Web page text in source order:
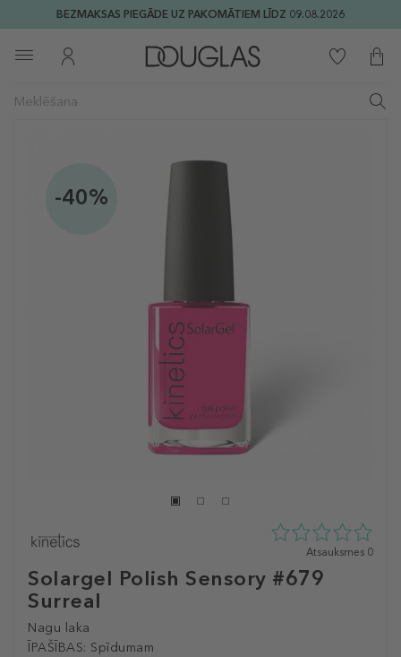
BEZMAKSAS PIEGĀDE UZ PAKOMĀTIEM LĪDZ 09.08.2026
-40%
Solargel Polish Sensory #679
Surreal
Nagu laka
ĪPAŠĪBAS: Spīdumam
0
no
Atsauksmes 0